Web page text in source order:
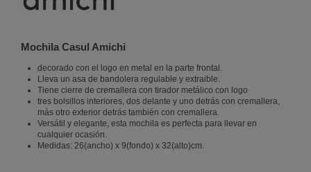
Mochila Casul Amichi
decorado con el logo en metal en la parte frontal.
Lleva un asa de bandolera regulable y extraible.
Tiene cierre de cremallera con tirador metálico con logo
tres bolsillos interiores, dos delante y uno detrás con cremallera,
más otro exterior detrás también con cremallera.
Versátil y elegante, esta mochila es perfecta para llevar en
cualquier ocasión.
Medidas: 26(ancho) x 9(fondo) x 32(alto)cm.